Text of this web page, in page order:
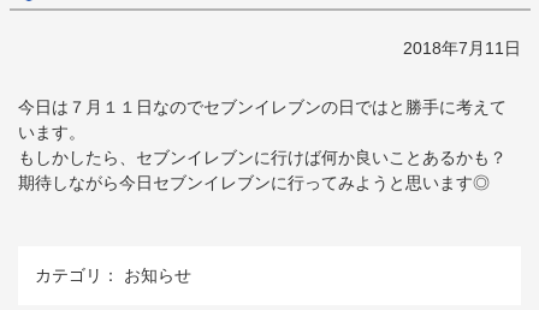
2018年7月11日
今日は７月１１日なのでセブンイレブンの日ではと勝手に考えて
います。
もしかしたら、セブンイレブンに行けば何か良いことあるかも？
期待しながら今日セブンイレブンに行ってみようと思います◎
カテゴリ： お知らせ